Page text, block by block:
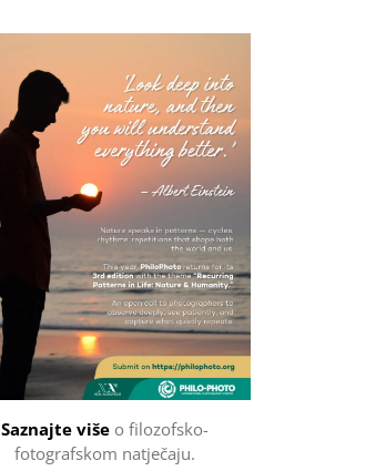
Saznajte višeo filozofsko-
fotografskom natječaju.